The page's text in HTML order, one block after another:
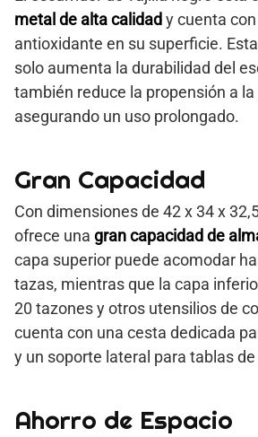
metal de alta calidady cuenta
antioxidante en su superficie.
solo aumenta la durabilidad del
también reduce la propensión a la
asegurando un uso prolongado.
Gran Capacidad
Con dimensiones de 42 x 34 x
ofrece una gran capacidad de
capa superior puede acomodar
tazas, mientras que la capa
20 tazones y otros utensilios de
cuenta con una cesta dedicada
y un soporte lateral para tablas
Ahorro de Espacio